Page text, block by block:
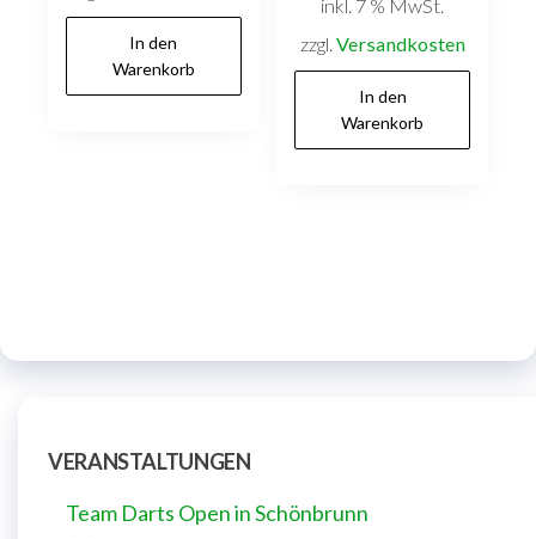
In den
Warenkorb
inkl. 7 % MwSt.
zzgl. Versandkosten
In den
Warenkorb
VERANSTALTUNGEN
Team Darts Open in Schönbrunn